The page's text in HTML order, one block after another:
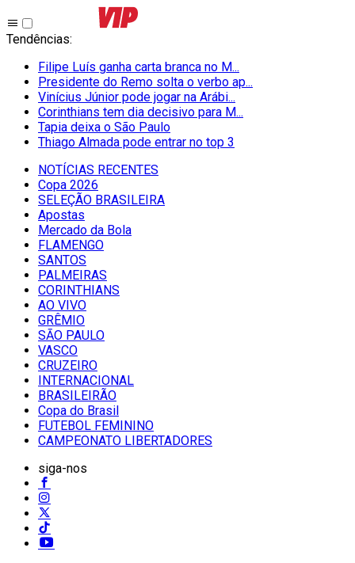
Tendências:
Filipe Luís ganha carta branca no M...
Presidente do Remo solta o verbo ap...
Vinícius Júnior pode jogar na Arábi...
Corinthians tem dia decisivo para M...
Tapia deixa o São Paulo
Thiago Almada pode entrar no top 3
NOTÍCIAS RECENTES
Copa 2026
SELEÇÃO BRASILEIRA
Apostas
Mercado da Bola
FLAMENGO
SANTOS
PALMEIRAS
CORINTHIANS
AO VIVO
GRÊMIO
SĀO PAULO
VASCO
CRUZEIRO
INTERNACIONAL
BRASILEIRÃO
Copa do Brasil
FUTEBOL FEMININO
CAMPEONATO LIBERTADORES
siga-nos